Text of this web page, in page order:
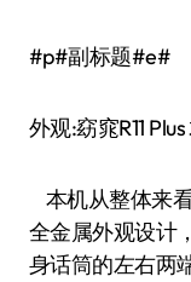
#p#副标题#e#
外观:窈窕R11
本机从整体来
全金属外观设计
身话筒的左右两